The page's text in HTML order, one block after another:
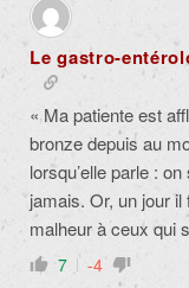
Le gastro-
« Ma patiente est
bronze depuis au
lorsqu’elle parle :
jamais. Or, un jour
malheur à ceux qui
7 -4